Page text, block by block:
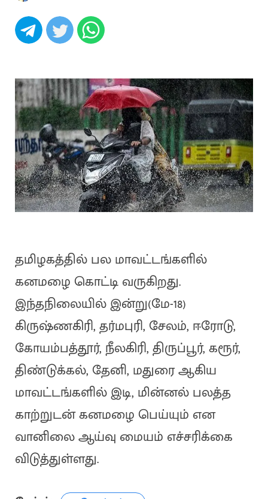
தமிழகத்தில் பல மாவட்டங்களில்
கனமழை கொட்டி வருகிறது.
இந்தநிலையில் இன்று(மே-18)
கிருஷ்ணகிரி, தர்மபுரி, சேலம், ஈரோடு,
கோயம்பத்தூர், நீலகிரி, திருப்பூர், கரூர்,
திண்டுக்கல், தேனி, மதுரை ஆகிய
மாவட்டங்களில் இடி, மின்னல் பலத்த
காற்றுடன் கனமழை பெய்யும் என
வானிலை ஆய்வு மையம் எச்சரிக்கை
விடுத்துள்ளது.